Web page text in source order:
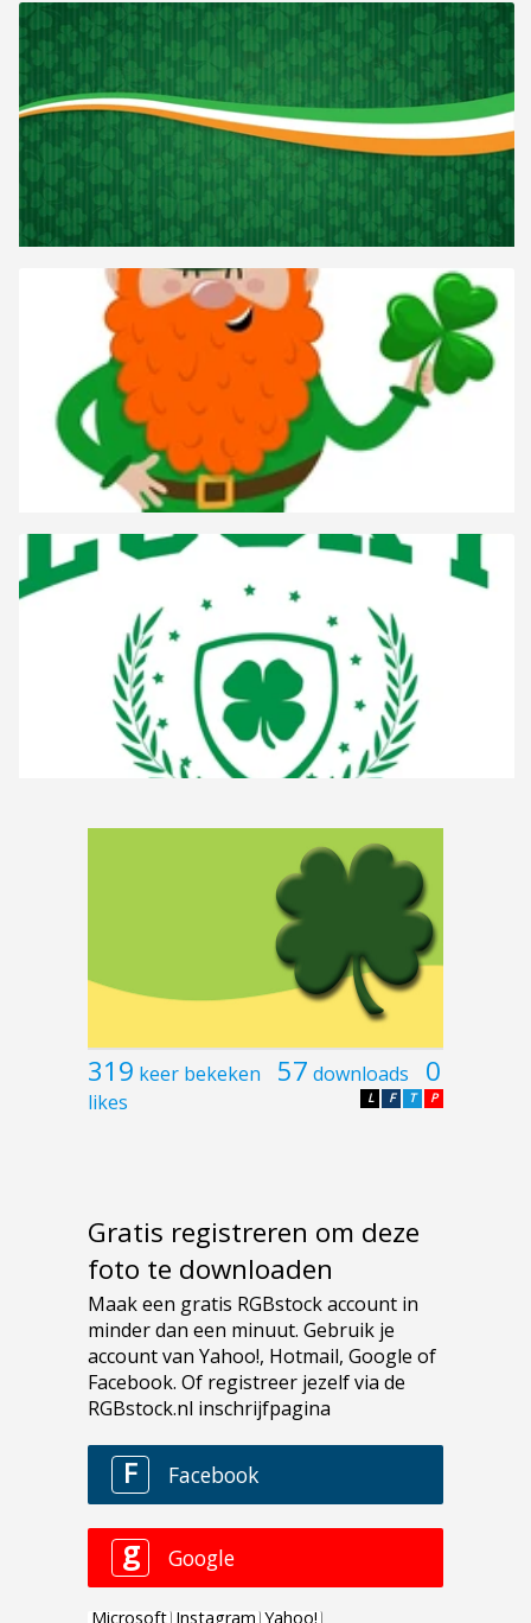
319 keer bekeken 57 downloads 0
likes P
T
F
L
Gratis registreren om deze
foto te downloaden